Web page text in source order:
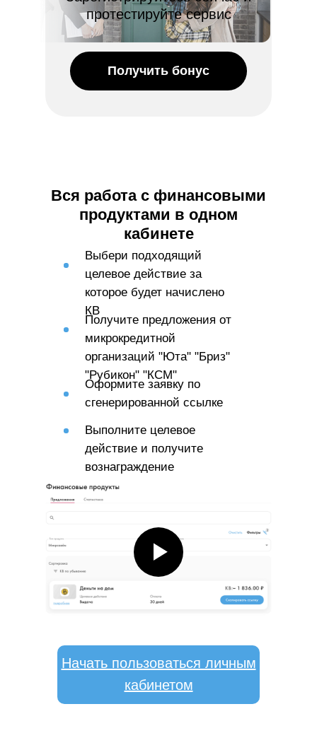
протестируйте сервис
Получить бонус
Вся работа с финансовыми
продуктами в одном
кабинете
Выбери подходящий
целевое действие за
которое будет начислено
КВ
Получите предложения от
микрокредитной
организаций "Юта" "Бриз"
"Рубикон" "КСМ"
Оформите заявку по
сгенерированной ссылке
Выполните целевое
действие и получите
вознаграждение
Начать пользоваться личным
кабинетом